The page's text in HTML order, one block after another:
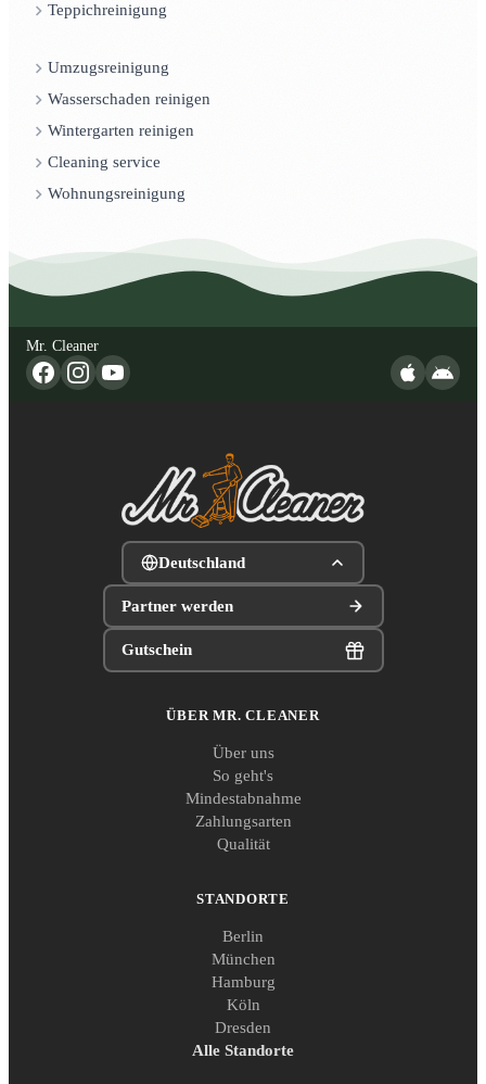
Teppichreinigung
Umzugsreinigung
Wasserschaden reinigen
Wintergarten reinigen
Cleaning service
Wohnungsreinigung
Mr. Cleaner
Deutschland
Partner werden
Gutschein
ÜBER MR. CLEANER
Über uns
So geht's
Mindestabnahme
Zahlungsarten
Qualität
STANDORTE
Berlin
München
Hamburg
Köln
Dresden
Alle Standorte